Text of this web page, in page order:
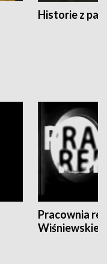
Historie z
Pracownia